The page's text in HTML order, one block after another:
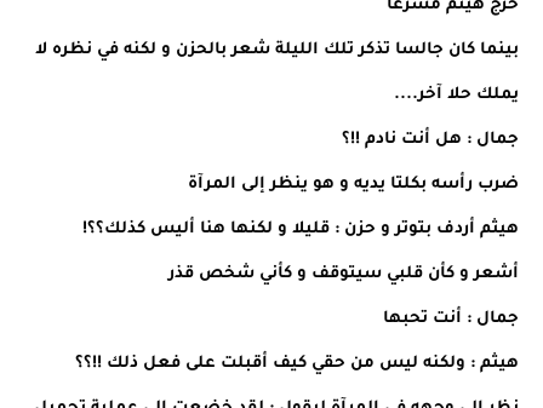
خرج هيثم مسرعا
بينما كان جالسا تذكر تلك الليلة شعر بالحزن و لكنه في نظره لا
يملك حلا آخر....
جمال : هل أنت نادم !!؟
ضرب رأسه بكلتا يديه و هو ينظر إلى المرآة
هيثم أردف بتوتر و حزن : قليلا و لكنها هنا أليس كذلك؟؟!
أشعر و كأن قلبي سيتوقف و كأني شخص قذر
جمال : أنت تحبها
هيثم : ولكنه ليس من حقي كيف أقبلت على فعل ذلك !!؟؟